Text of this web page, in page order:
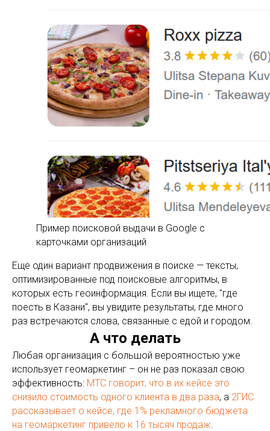
Пример поисковой выдачи в Google с
карточками организаций
Еще один вариант продвижения в поиске — тексты,
оптимизированные под поисковые алгоритмы, в
которых есть геоинформация. Если вы ищете, "где
поесть в Казани", вы увидите результаты, где много
раз встречаются слова, связанные с едой и городом.
А что делать
Любая организация с большой вероятностью уже
использует геомаркетинг – он не раз показал свою
эффективность: МТС говорит, что в их кейсе это
снизило стоимость одного клиента в два раза, а 2ГИС
рассказывает о кейсе, где 1% рекламного бюджета
на геомаркетинг привело к 16 тысяч продаж.